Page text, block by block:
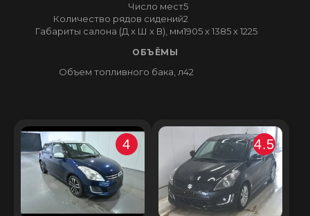
Число мест5
Количество рядов сидений2
Габариты салона (Д x Ш x В), мм1905 x 1385 x 1225
ОБЪЁМЫ
Объем топливного бака, л42
4 4.5